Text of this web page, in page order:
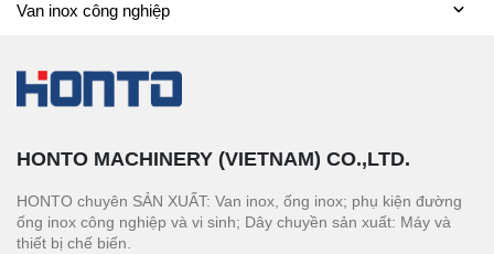
Van inox công nghiệp
HONTO MACHINERY (VIETNAM) CO.,LTD.
HONTO chuyên SẢN XUẤT: Van inox, ống inox; phụ kiện đường
ống inox công nghiệp và vi sinh; Dây chuyền sản xuất: Máy và
thiết bị chế biến.